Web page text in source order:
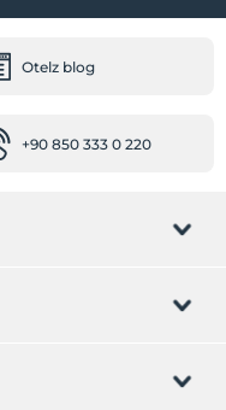
Otelz blog
+90 850 333 0 220